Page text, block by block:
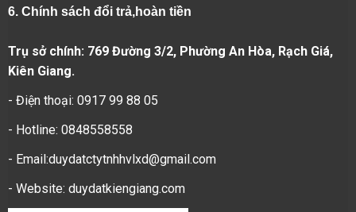
6. Chính sách đổi trả,hoàn tiền
Trụ sở chính: 769 Đường 3/2, Phường An Hòa, Rạch Giá,
Kiên Giang.
- Điện thoại: 0917 99 88 05
- Hotline: 0848558558
- Email:duydatctytnhhvlxd@gmail.com
- Website: duydatkiengiang.com